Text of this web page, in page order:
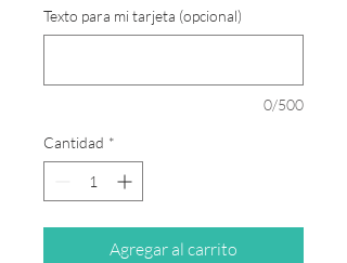
Texto para mi tarjeta (opcional)
0/500
Cantidad *
Agregar al carrito
expired.
The trial's over, but the show must go
on! 🎬 Upgrade now to keep your web